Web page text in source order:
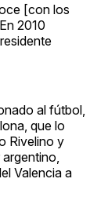
[con los
2010
al fútbol,
que lo
Rivelino y
Valencia a